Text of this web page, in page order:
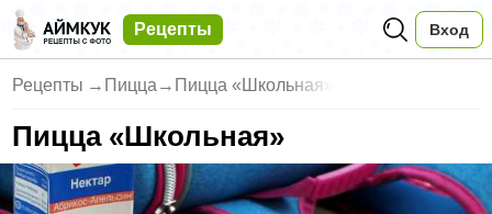
Рецепты Вход
Рецепты → Пицца → Пицца «Школьная»
Пицца «Школьная»